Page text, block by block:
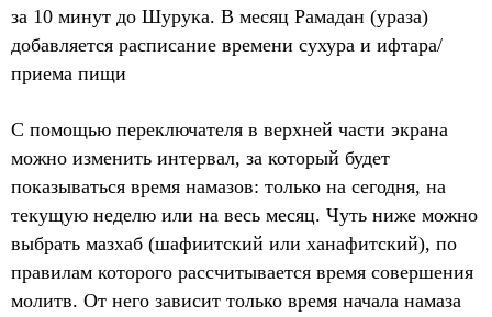
за 10 минут до Шурука. В месяц Рамадан (ураза)
добавляется расписание времени сухура и ифтара/
приема пищи
С помощью переключателя в верхней части экрана
можно изменить интервал, за который будет
показываться время намазов: только на сегодня, на
текущую неделю или на весь месяц. Чуть ниже можно
выбрать мазхаб (шафиитский или ханафитский), по
правилам которого рассчитывается время совершения
молитв. От него зависит только время начала намаза